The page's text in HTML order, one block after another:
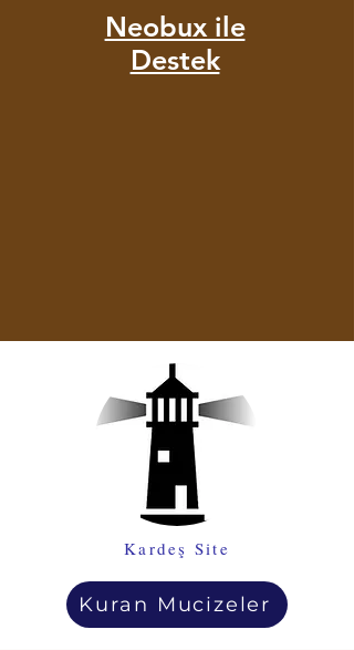
Neobux ile
Destek
Kardeş Site
Kuran Mucizeler